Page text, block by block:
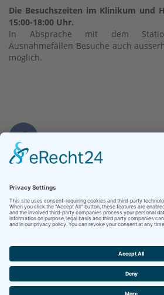
Die Besuchszeiten im Klinikum und
15:00-18:00 Uhr.
In Absprache mit dem
Ausnahmefällen Besuche auch
möglich.
Kontakt
Herz-Kreislauf-
Klinikum Hersfeld-
Heinz-Meise-Straï¿½e
Telefon +49 (6623) 88-
Telefax +49 (6623) 88-
Kontakt